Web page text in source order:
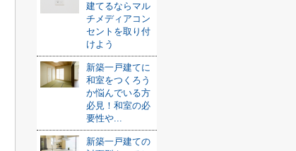
建てるならマル
チメディアコン
セントを取り付
けよう
新築一戸建てに
和室をつくろう
か悩んでいる方
必見！和室の必
要性や...
新築一戸建ての